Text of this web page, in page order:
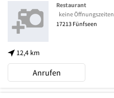
12,4 km
Restaurant
keine Öffnungszeiten
17213 Fünfseen
Anrufen